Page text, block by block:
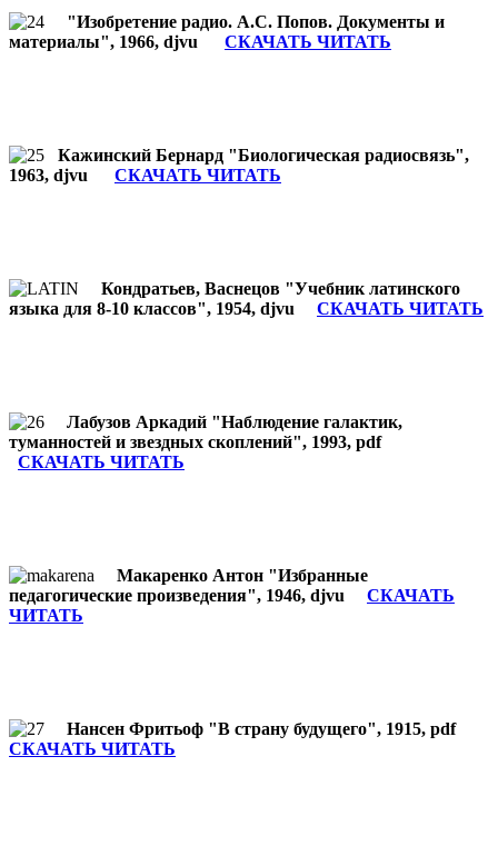
"Изобретение радио. А.С. Попов. Документы и
материалы", 1966, djvu СКАЧАТЬ ЧИТАТЬ
Кажинский Бернард "Биологическая радиосвязь",
1963, djvu СКАЧАТЬ ЧИТАТЬ
Кондратьев, Васнецов "Учебник латинского
языка для 8-10 классов", 1954, djvu СКАЧАТЬ ЧИТАТЬ
Лабузов Аркадий "Наблюдение галактик,
туманностей и звездных скоплений", 1993, pdf
СКАЧАТЬ ЧИТАТЬ
Макаренко Антон "Избранные
педагогические произведения", 1946, djvu СКАЧАТЬ
ЧИТАТЬ
Нансен Фритьоф "В страну будущего", 1915, pdf
СКАЧАТЬ ЧИТАТЬ